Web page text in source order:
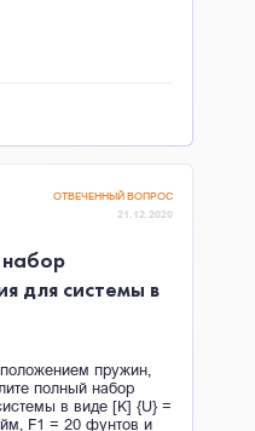
ОТВЕЧЕННЫЙ ВОПРОС
21.12.2020
для системы в
пружин,
полный набор
в виде [K] {U} =
F1 = 20 фунтов и